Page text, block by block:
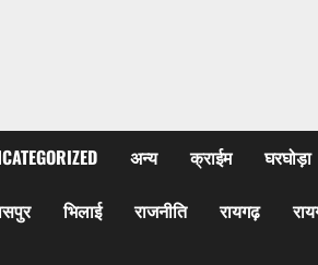
अन्य क्राईम घरघोड़ा
भिलाई राजनीति रायगढ़